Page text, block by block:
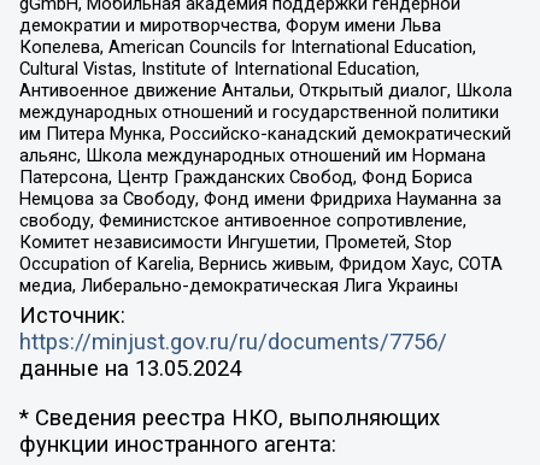
демократии и миротворчества, Форум имени Льва
Копелева, American Councils for International Education,
Cultural Vistas, Institute of International Education,
Антивоенное движение Антальи, Открытый диалог, Школа
международных отношений и государственной политики
им Питера Мунка, Российско-канадский демократический
альянс, Школа международных отношений им Нормана
Патерсона, Центр Гражданских Свобод, Фонд Бориса
Немцова за Свободу, Фонд имени Фридриха Науманна за
свободу, Феминистское антивоенное сопротивление,
Комитет независимости Ингушетии, Прометей, Stop
Occupation of Karelia, Вернись живым, Фридом Хаус, СОТА
медиа, Либерально-демократическая Лига Украины
Источник:
https://minjust.gov.ru/ru/documents/7756/
данные на 13.05.2024
* Сведения реестра НКО, выполняющих
функции иностранного агента: